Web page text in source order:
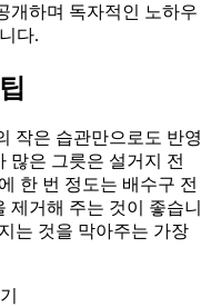
개하며 독자적인 노하우
다.
작은 습관만으로도 반영
많은 그릇은 설거지 전
한 번 정도는 배수구 전
제거해 주는 것이 좋습니
는 것을 막아주는 가장